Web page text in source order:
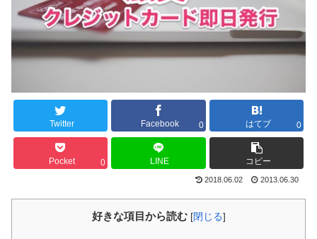
Twitter Facebook 0 はてブ 0
Pocket 0 LINE コピー
2018.06.02 2013.06.30
好きな項目から読む [閉じる]